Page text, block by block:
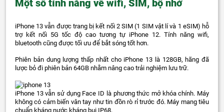
Một số tính năng về wifi, SIM, bộ nhớ
iPhone 13 vẫn được trang bị kết nối 2 SIM (1 SIM vật lí và 1 eSIM) hỗ
trợ kết nối 5G tốc độ cao tương tự iPhone 12. Tính năng wifi,
bluetooth cũng được tối ưu để bắt sóng tốt hơn.
Phiên bản dung lượng thấp nhất cho iPhone 13 là 128GB, hãng đã
lược bỏ đi phiên bản 64GB nhằm nâng cao trải nghiệm lưu trữ.
iPhone 13 vẫn sử dụng Face ID là phương thức mở khóa chính. Máy
không có cảm biến vân tay như tin đồn rò rỉ trước đó. Máy mang tiêu
chuẩn kháng nước kháng bụi IP68.